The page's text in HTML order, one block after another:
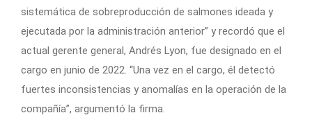
sistemática de sobreproducción de salmones ideada y
ejecutada por la administración anterior” y recordó que el
actual gerente general, Andrés Lyon, fue designado en el
cargo en junio de 2022. “Una vez en el cargo, él detectó
fuertes inconsistencias y anomalías en la operación de la
compañía”, argumentó la firma.